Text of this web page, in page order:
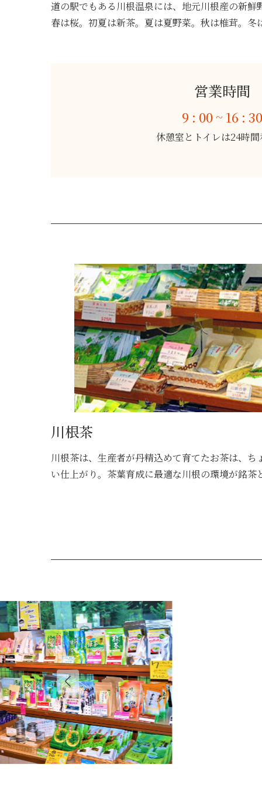
道の駅でもある川根温泉には、地元川根産の新
春は桜。初夏は新茶。夏は夏野菜。秋は椎茸。
営業時間
9 : 00 ~ 16 : 30
休憩室とトイレは24時
川根茶
川根茶は、生産者が丹精込めて育てたお茶は、
い仕上がり。茶葉育成に最適な川根の環境が銘茶